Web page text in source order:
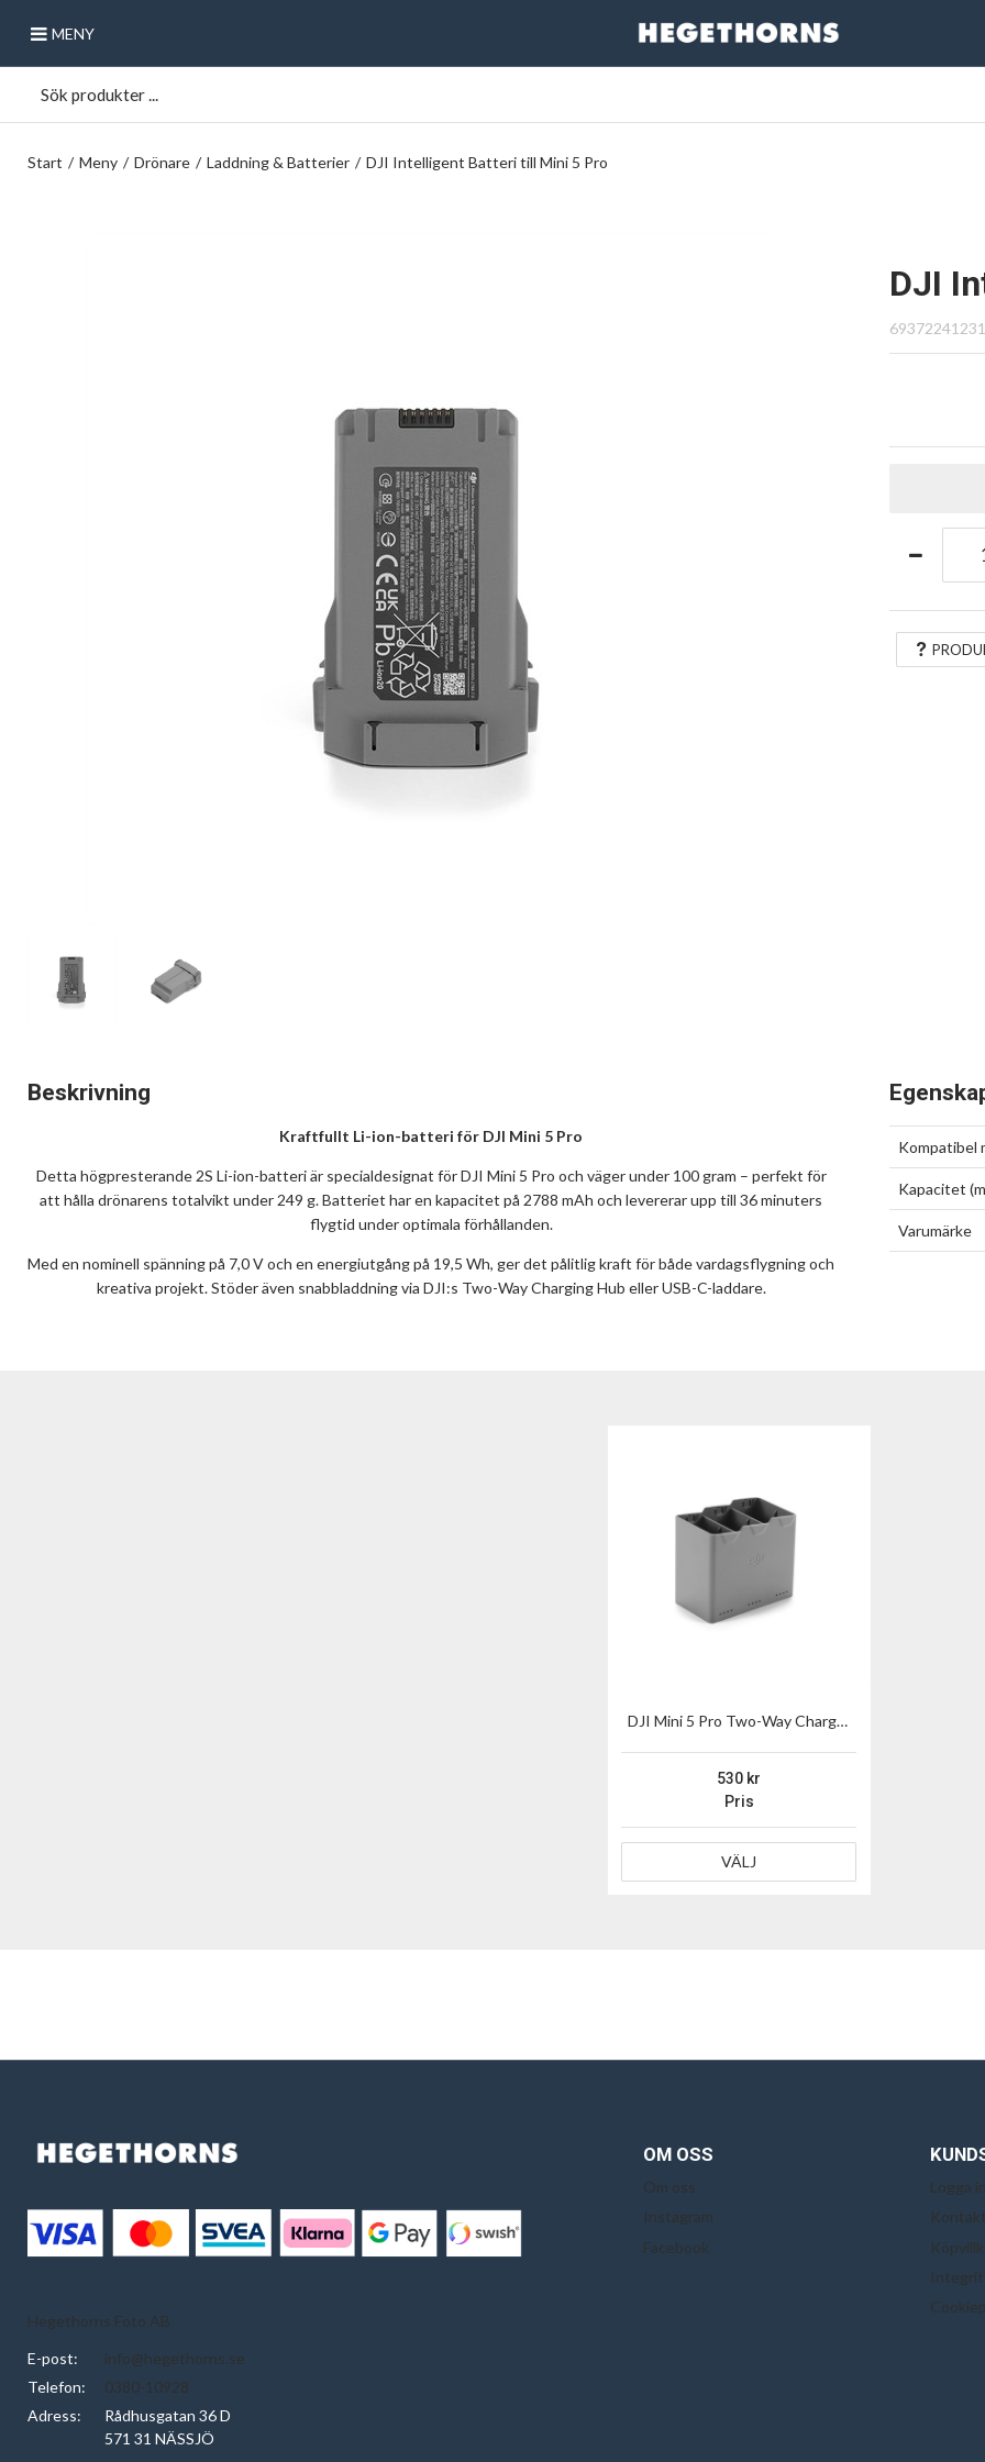
MENY
Start / Meny / Drönare / Laddning & Batterier / DJI Intelligent Batteri till Mini 5 Pro
DJI
Beskrivning
Kraftfullt Li-ion-batteri för DJI Mini 5 Pro
Detta högpresterande 2S Li-ion-batteri är specialdesignat för DJI Mini 5 Pro och väger under 100 gram – perfekt för
att hålla drönarens totalvikt under 249 g. Batteriet har en kapacitet på 2788 mAh och levererar upp till 36 minuters
flygtid under optimala förhållanden.
Med en nominell spänning på 7,0 V och en energiutgång på 19,5 Wh, ger det pålitlig kraft för både vardagsflygning och
kreativa projekt. Stöder även snabbladdning via DJI:s Two-Way Charging Hub eller USB-C-laddare.
Kompatibel
Kapacitet
Varumärke
DJI Mini 5 Pro Two-Way Charging Hub
Pris
530
VÄLJ
Hegethorns Foto AB
E-post:
info@hegethorns.se
Telefon:
0380-10928
Adress:
Rådhusgatan 36 D
571 31 NÄSSJÖ
OM OSS
Om oss
Instagram
Facebook
Logga in